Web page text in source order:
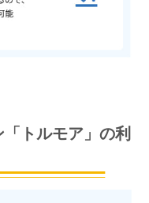
トルモア」の利